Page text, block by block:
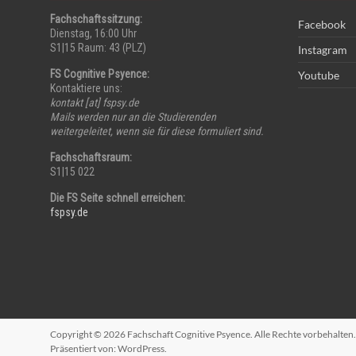
Fachschaftssitzung:
Dienstag, 16:00 Uhr
S1|15 Raum: 43 (PLZ)
FS Cognitive Psyence:
Kontaktiere uns:
kontakt [at] fspsy.de
Mails werden nur an die Studierenden
weitergeleitet, wenn sie für diese formuliert sind.
Fachschaftsraum:
S1|15 022
Die FS Seite schnell erreichen:
fspsy.de
Facebook
Instagram
Youtube
Copyright © 2026 Fachschaft Cognitive Psyence. Alle Rechte
Präsentiert von: WordPress.